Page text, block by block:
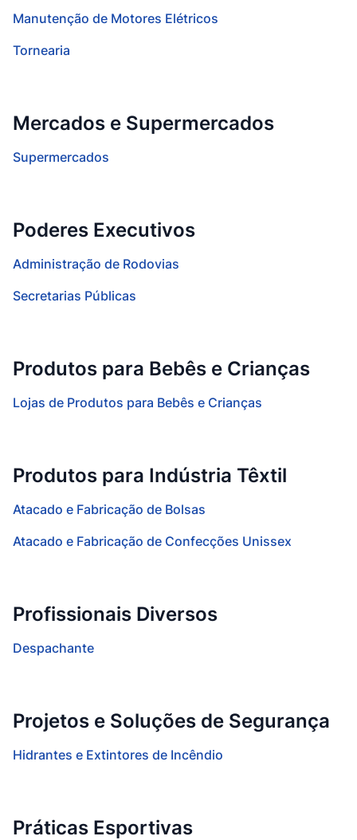
Manutenção de Motores Elétricos
Tornearia
Mercados e Supermercados
Supermercados
Poderes Executivos
Administração de Rodovias
Secretarias Públicas
Produtos para Bebês e Crianças
Lojas de Produtos para Bebês e Crianças
Produtos para Indústria Têxtil
Atacado e Fabricação de Bolsas
Atacado e Fabricação de Confecções Unissex
Profissionais Diversos
Despachante
Projetos e Soluções de Segurança
Hidrantes e Extintores de Incêndio
Práticas Esportivas